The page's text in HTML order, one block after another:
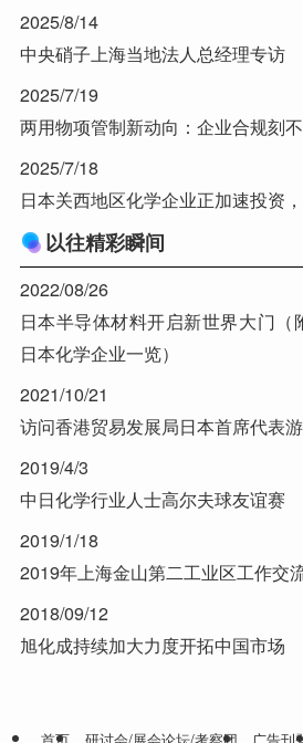
2025/8/14
中央硝子上海当地法人总经理专访
2025/7/19
两用物项管制新动向：企业合规刻不
2025/7/18
日本关西地区化学企业正加速投资
以往精彩瞬间
2022/08/26
日本半导体材料开启新世界大门（
日本化学企业一览）
2021/10/21
访问香港贸易发展局日本首席代表
2019/4/3
中日化学行业人士高尔夫球友谊赛
2019/1/18
2019年上海金山第二工业区工作交
2018/09/12
旭化成持续加大力度开拓中国市场